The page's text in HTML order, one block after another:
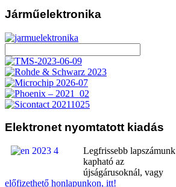
Járműelektronika
Elektronet nyomtatott kiadás
Legfrissebb lapszámunk
kapható az
újságárusoknál, vagy
előfizethető honlapunkon, itt!